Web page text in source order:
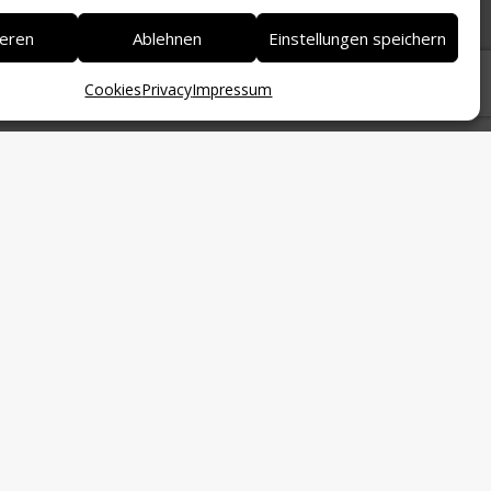
Ablehnen Einstellungen speichern
CookiesPrivacyImpressum